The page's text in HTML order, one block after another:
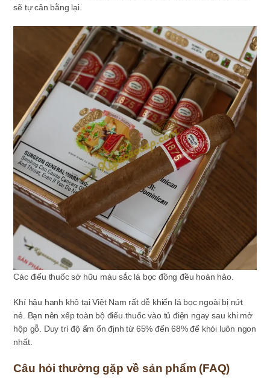
sẽ tự cân bằng lại.
Các điếu thuốc sở hữu màu sắc lá bọc đồng đều hoàn hảo.
Khí hậu hanh khô tại Việt Nam rất dễ khiến lá bọc ngoài bị nứt
nẻ. Bạn nên xếp toàn bộ điếu thuốc vào tủ điện ngay sau khi mở
hộp gỗ. Duy trì độ ẩm ổn định từ 65% đến 68% để khói luôn ngon
nhất.
Câu hỏi thường gặp về sản phẩm (FAQ)